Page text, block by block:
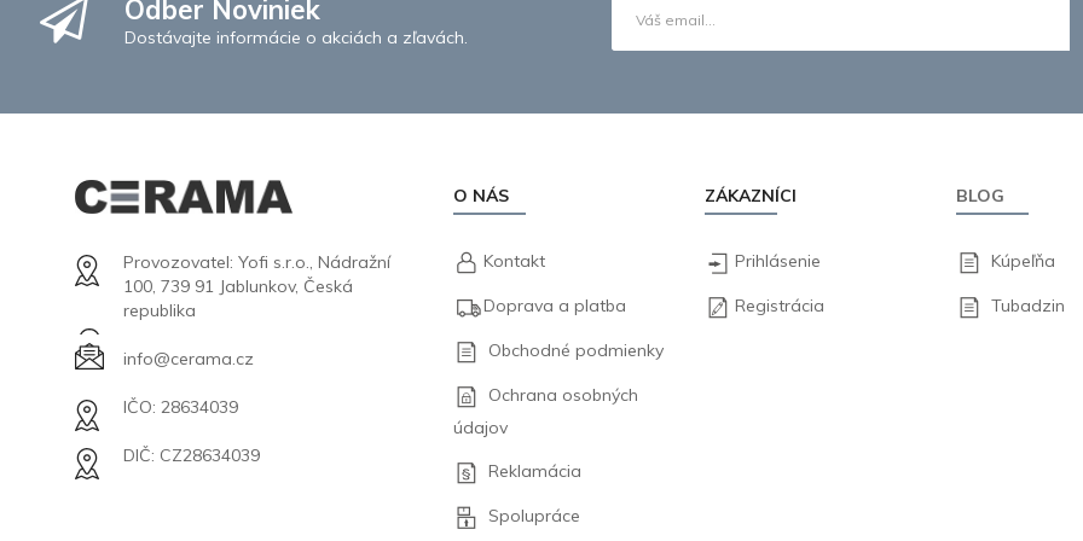
Odber Noviniek
Dostávajte informácie o akciách a zľavách.
Provozovatel: Yofi s.r.o., Nádražní
100, 739 91 Jablunkov, Česká
republika
info@cerama.cz
IČO: 28634039
DIČ: CZ28634039
O NÁS
Kontakt
Doprava a platba
Obchodné podmienky
Ochrana osobných
údajov
Reklamácia
Spolupráce
ZÁKAZNÍCI
Prihlásenie
Registrácia
BLOG
Kúpeľňa
Tubadzin